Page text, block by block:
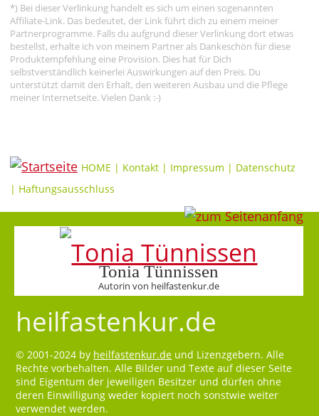
*) Bei dieser Verlinkung handelt es sich um einen sogenannten
Affiliate-Link. Das bedeutet, der Link führt dich zu einem meiner
Partnerprogramme. Falls du aufgrund dieser Verlinkung dort etwas
bestellst, erhalte ich von meinem Partner als Dankeschön für diese
Produktempfehlung eine Provision. Dies hat für Dich
selbstverständlich keinerlei Auswirkungen auf den Preis. Du
unterstützt damit den Erhalt, den weiteren Ausbau und die Pflege
meiner Internetseite. Vielen Dank :-)
HOME | Kontakt | Impressum | Datenschutz
| Haftungsausschluss
Tonia Tünnissen
Autorin von heilfastenkur.de
heilfastenkur.de
© 2001-2024 by heilfastenkur.de und Lizenzgebern. Alle
Rechte vorbehalten. Alle Bilder und Texte auf dieser Seite
sind Eigentum der jeweiligen Besitzer und dürfen ohne
deren Einwilligung weder kopiert noch sonstwie weiter
verwendet werden.